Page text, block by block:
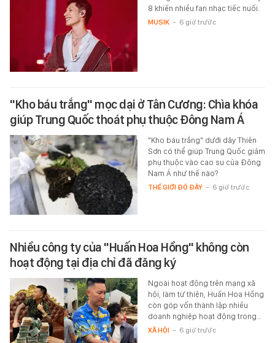
8 khiến nhiều fan nhạc tiếc nuối.
MUSIK - 6 giờ trước
"Kho báu trắng" mọc dại ở Tân Cương: Chìa khóa
giúp Trung Quốc thoát phụ thuộc Đông Nam Á
"Kho báu trắng" dưới dãy Thiên
Sơn có thể giúp Trung Quốc giảm
phụ thuộc vào cao su của Đông
Nam Á như thế nào?
THẾ GIỚI ĐÓ ĐÂY - 6 giờ trước
Nhiều công ty của "Huấn Hoa Hồng" không còn
hoạt động tại địa chỉ đã đăng ký
Ngoài hoạt động trên mạng xã
hội, làm từ thiện, Huấn Hoa Hồng
còn góp vốn thành lập nhiều
doanh nghiệp hoạt động trong…
XÃ HỘI - 6 giờ trước